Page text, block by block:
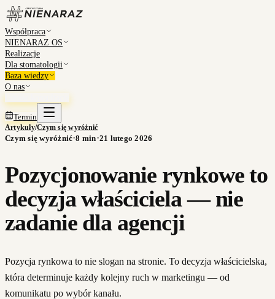
Współpraca
NIENARAZ OS
Realizacje
Dla stomatologii
Baza wiedzy
O nas
Termin
Artykuły/Czym się wyróżnić
Czym się wyróżnić·8 min·21 lutego 2026
Pozycjonowanie rynkowe to
decyzja właściciela — nie
zadanie dla agencji
Pozycja rynkowa to nie slogan na stronie. To decyzja właścicielska,
która determinuje każdy kolejny ruch w marketingu — od
komunikatu po wybór kanału.